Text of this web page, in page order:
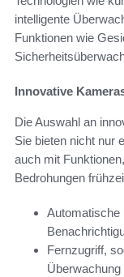
intelligente
Funktionen wie
Innovative
Die Auswahl an
Sie bieten nicht nur
auch mit
Bedrohungen
Automatische
Fernzugriff,